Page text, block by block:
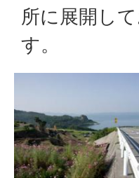
所に展開し
す。